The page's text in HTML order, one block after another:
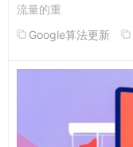
流量的重
Google算法更新